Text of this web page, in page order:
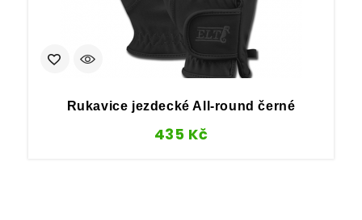
Rukavice jezdecké All-round černé
435 Kč